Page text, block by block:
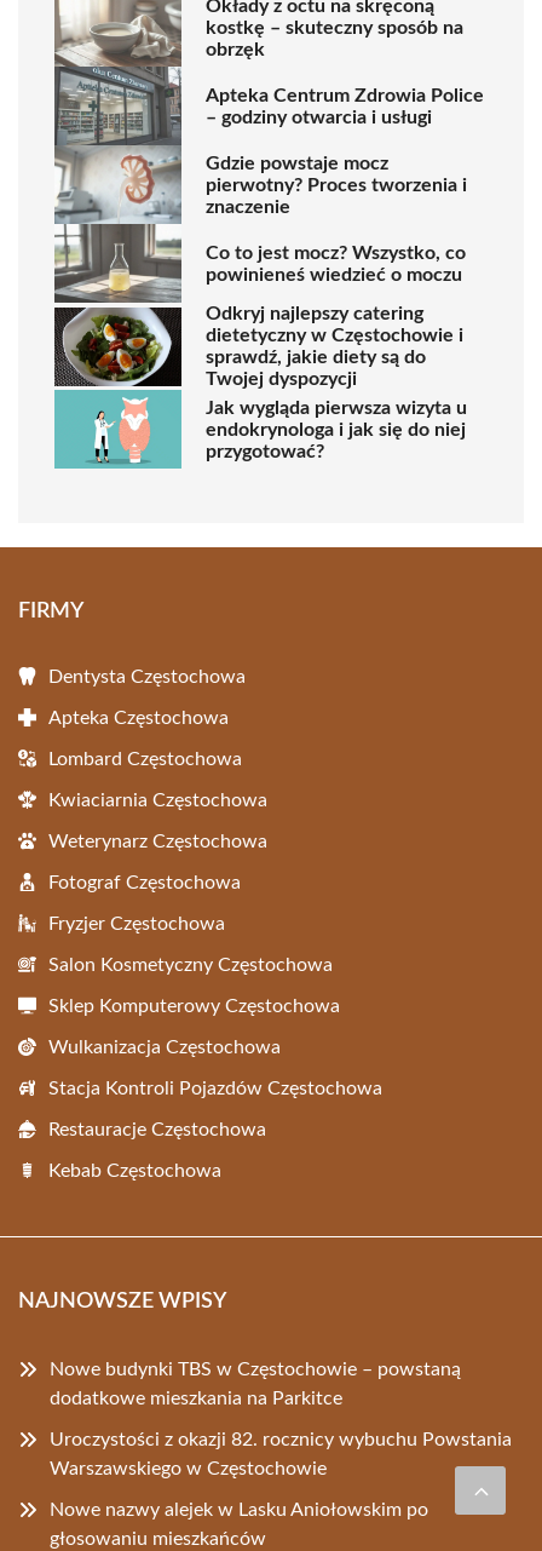
Okłady z octu na skręconą
kostkę – skuteczny sposób na
obrzęk
Apteka Centrum Zdrowia Police
– godziny otwarcia i usługi
Gdzie powstaje mocz
pierwotny? Proces tworzenia i
znaczenie
Co to jest mocz? Wszystko, co
powinieneś wiedzieć o moczu
Odkryj najlepszy catering
dietetyczny w Częstochowie i
sprawdź, jakie diety są do
Twojej dyspozycji
Jak wygląda pierwsza wizyta u
endokrynologa i jak się do niej
przygotować?
FIRMY
Dentysta Częstochowa
Apteka Częstochowa
Lombard Częstochowa
Kwiaciarnia Częstochowa
Weterynarz Częstochowa
Fotograf Częstochowa
Fryzjer Częstochowa
Salon Kosmetyczny Częstochowa
Sklep Komputerowy Częstochowa
Wulkanizacja Częstochowa
Stacja Kontroli Pojazdów Częstochowa
Restauracje Częstochowa
Kebab Częstochowa
NAJNOWSZE WPISY
Nowe budynki TBS w Częstochowie – powstaną
dodatkowe mieszkania na Parkitce
Uroczystości z okazji 82. rocznicy wybuchu Powstania
Warszawskiego w Częstochowie
Nowe nazwy alejek w Lasku Aniołowskim po
głosowaniu mieszkańców